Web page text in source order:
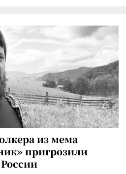
из мема
пригрозили